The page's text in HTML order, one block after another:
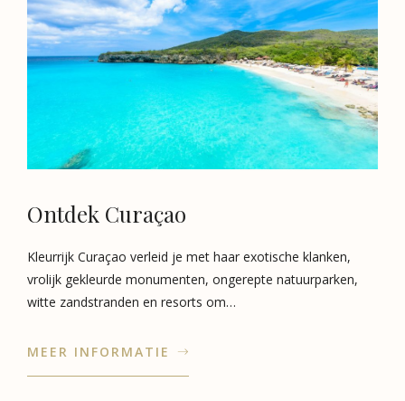
Ontdek Curaçao
Kleurrijk Curaçao verleid je met haar exotische klanken,
vrolijk gekleurde monumenten, ongerepte natuurparken,
witte zandstranden en resorts om…
MEER INFORMATIE